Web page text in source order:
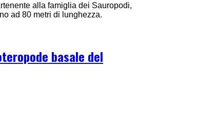
alla famiglia dei Sauropodi,
ad 80 metri di lunghezza.
basale del